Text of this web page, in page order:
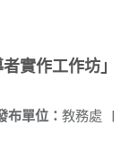
實作工作坊」
布單位： 教務處 |